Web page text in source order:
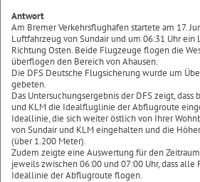
Antwort
Am Bremer Verkehrsflughafen startete am 17.
Luftfahrzeug von Sundair und um 06:31 Uhr ein
Richtung Osten. Beide Flugzeuge flogen die
überflogen den Bereich von Ahausen.
Die DFS Deutsche Flugsicherung wurde um
gebeten.
Das Untersuchungsergebnis der DFS zeigt,
und KLM die Idealfluglinie der Abflugroute
Ideallinie, die sich weiter östlich von Ihrer
von Sundair und KLM eingehalten und die
(über 1.200 Meter).
Zudem zeigte eine Auswertung für den
jeweils zwischen 06:00 und 07:00 Uhr, dass
Ideallinie der Abflugroute flogen.